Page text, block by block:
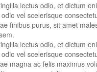
lectus odio, et dictum
vel scelerisque
finibus purus, sit amet
lectus odio, et dictum
vel scelerisque
magna ac felis maximus